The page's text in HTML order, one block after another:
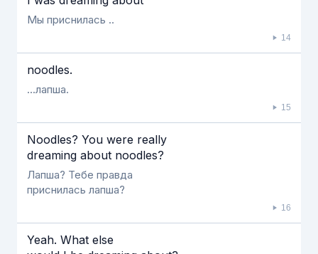
Мы приснилась ..
14
noodles.
...лапша.
15
Noodles? You were really
dreaming about noodles?
Лапша? Тебе правда
приснилась лапша?
16
Yeah. What else